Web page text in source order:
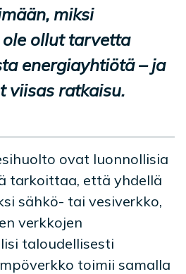
miksi
ollut tarvetta
energiayhtiötä – ja
viisas ratkaisu.
ovat luonnollisia
tarkoittaa, että yhdellä
sähkö- tai vesiverkko,
verkkojen
taloudellisesti
toimii samalla